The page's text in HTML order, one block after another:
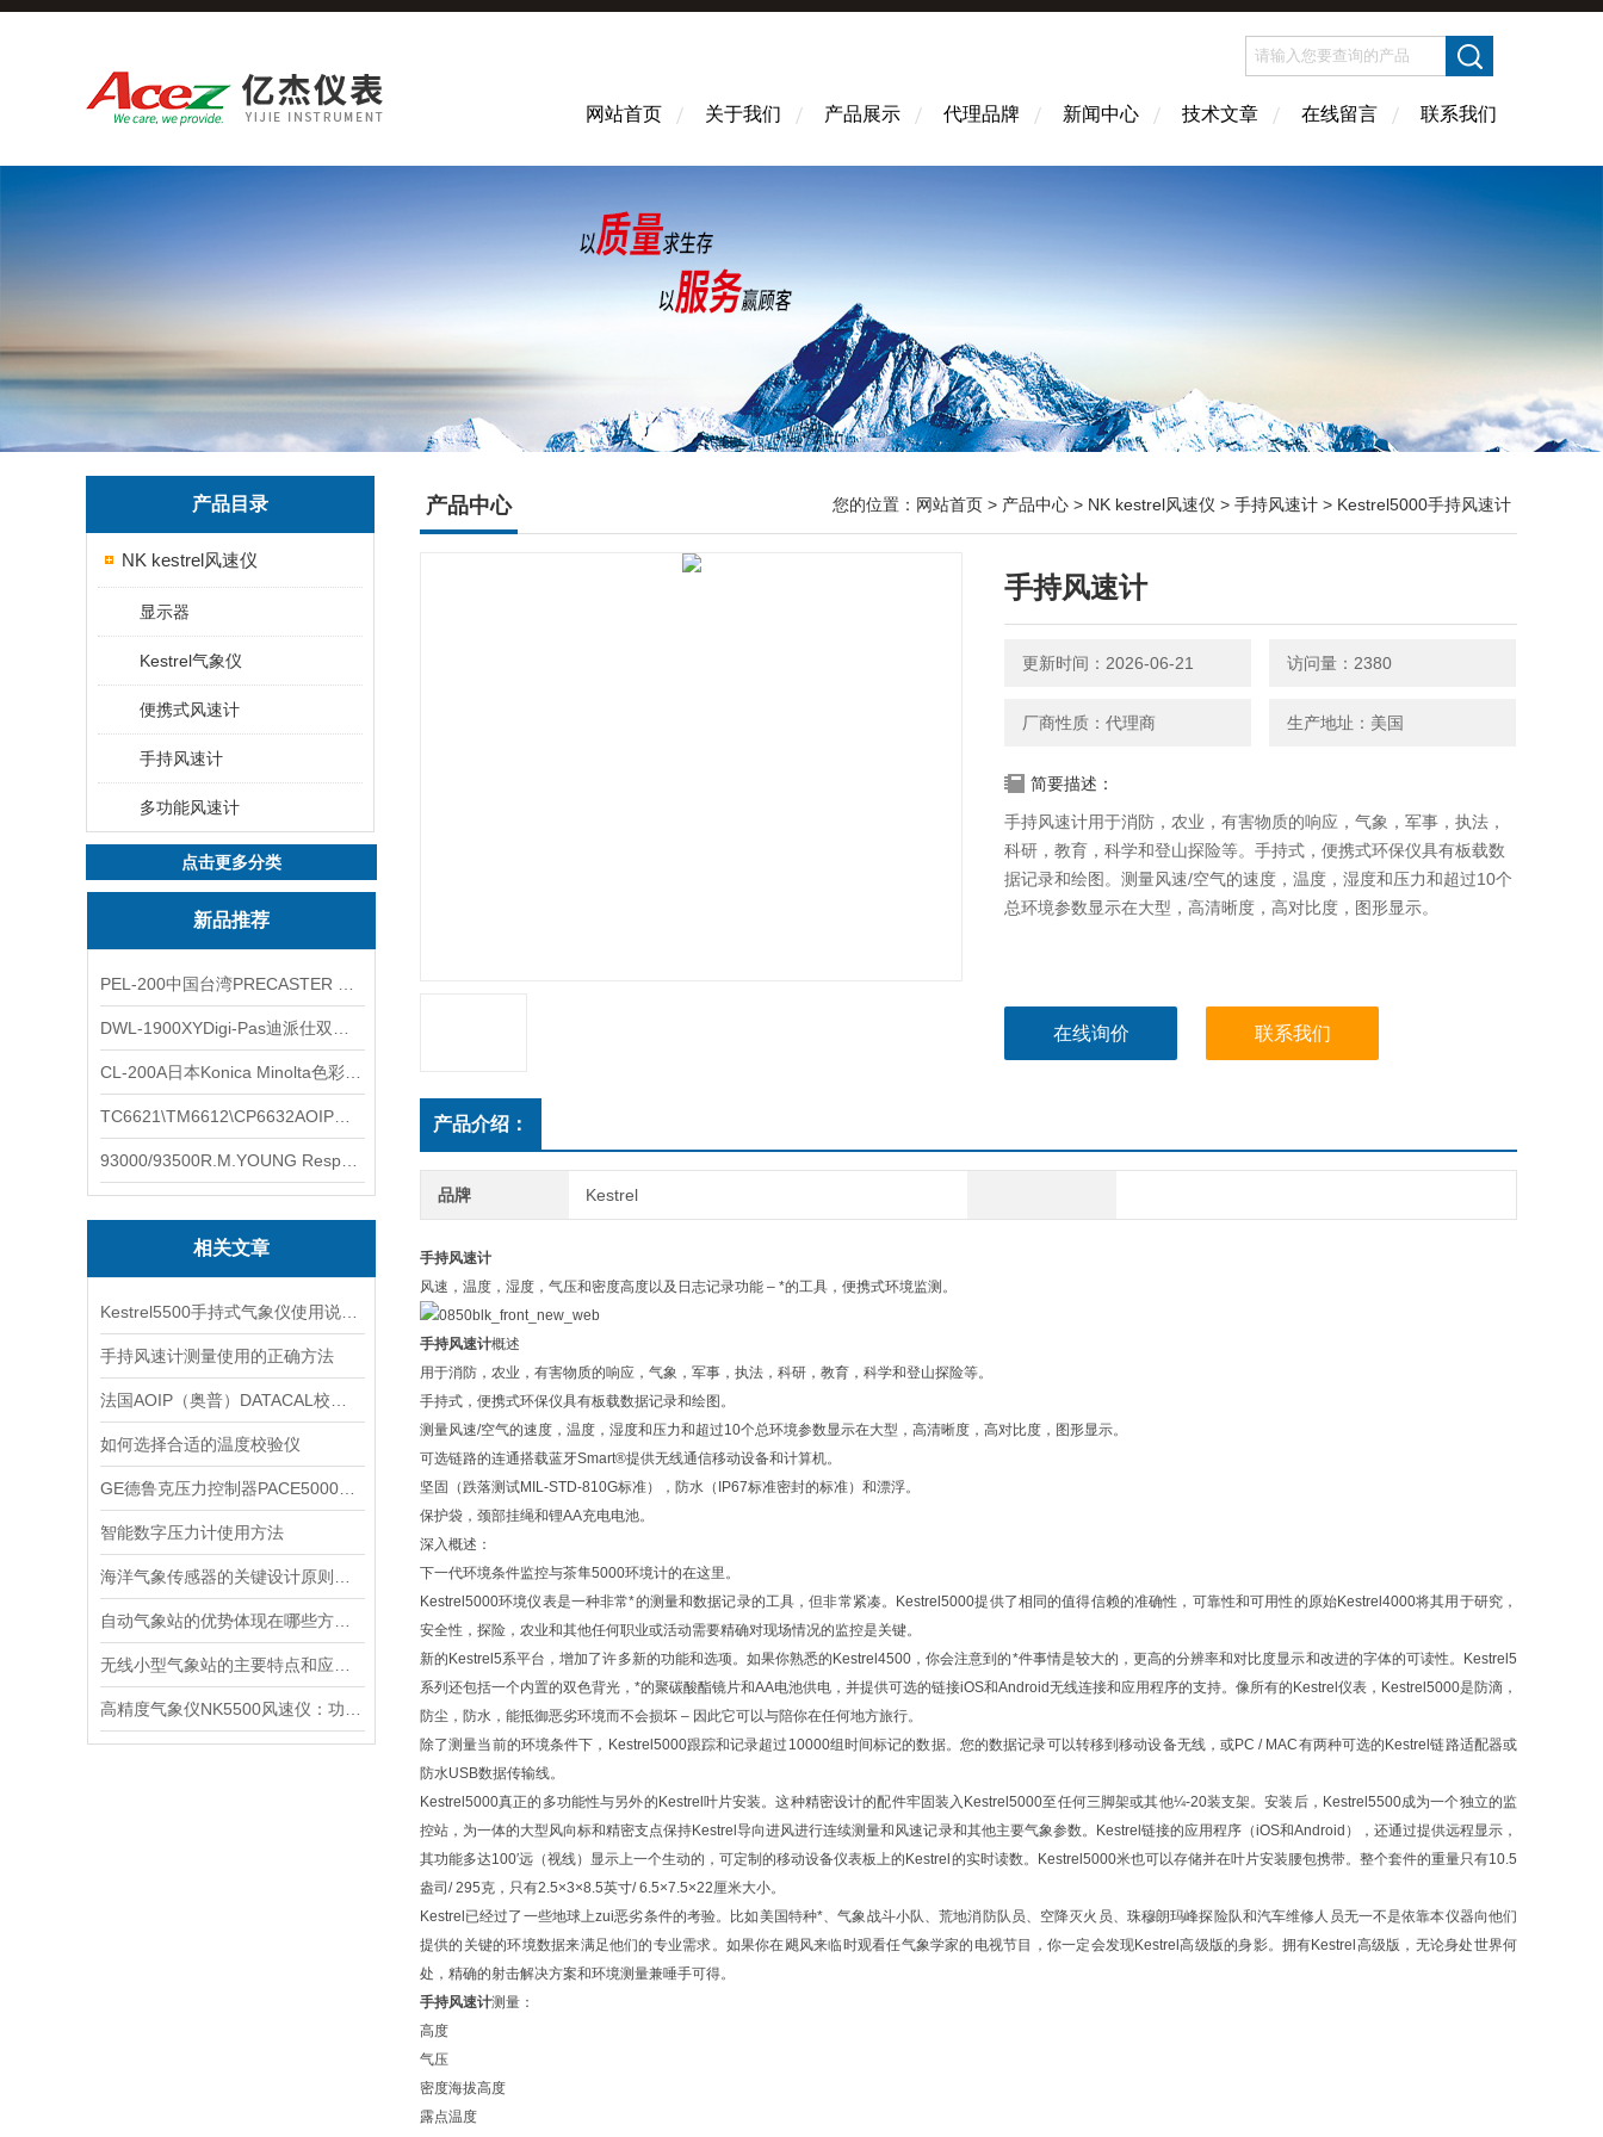
网站首页 关于我们 产品展示 代理品牌 新闻中心 技术文章 在线留言 联系我们
产品目录
NK kestrel风速仪
显示器
Kestrel气象仪
便携式风速计
手持风速计
多功能风速计
点击更多分类
新品推荐
相关文章
手持风速计测量使用的正确方法
如何选择合适的温度校验仪
智能数字压力计使用方法
产品中心 您的位置： 网站首页 > 产品中心 > NK kestrel风速仪 > 手持风速计 > Kestrel5000手持风速计
手持风速计
更新时间：2026-06-21 访问量：2380
厂商性质：代理商 生产地址：美国
简要描述：
手持风速计用于消防，农业，有害物质的响应，气象，军事，执法，
科研，教育，科学和登山探险等。手持式，便携式环保仪具有板载数
据记录和绘图。测量风速/空气的速度，温度，湿度和压力和超过10个
总环境参数显示在大型，高清晰度，高对比度，图形显示。
在线询价 联系我们
产品介绍：
品牌 Kestrel
手持风速计
风速，温度，湿度，气压和密度高度以及日志记录功能 – *的工具，便携式环境监测。
手持风速计概述
用于消防，农业，有害物质的响应，气象，军事，执法，科研，教育，科学和登山探险等。
手持式，便携式环保仪具有板载数据记录和绘图。
测量风速/空气的速度，温度，湿度和压力和超过10个总环境参数显示在大型，高清晰度，高对比度，图形显示。
可选链路的连通搭载蓝牙Smart®提供无线通信移动设备和计算机。
坚固（跌落测试MIL-STD-810G标准），防水（IP67标准密封的标准）和漂浮。
保护袋，颈部挂绳和锂AA充电电池。
深入概述：
下一代环境条件监控与茶隼5000环境计的在这里。
Kestrel5000环境仪表是一种非常*的测量和数据记录的工具，但非常紧凑。Kestrel5000提供了相同的值得信赖的准确性，可靠性和可用性的原始Kestrel4000将其用于研究，
安全性，探险，农业和其他任何职业或活动需要精确对现场情况的监控是关键。
新的Kestrel5系平台，增加了许多新的功能和选项。如果你熟悉的Kestrel4500，你会注意到的*件事情是较大的，更高的分辨率和对比度显示和改进的字体的可读性。Kestrel5
系列还包括一个内置的双色背光，*的聚碳酸酯镜片和AA电池供电，并提供可选的链接iOS和Android无线连接和应用程序的支持。像所有的Kestrel仪表，Kestrel5000是防滴，
防尘，防水，能抵御恶劣环境而不会损坏 – 因此它可以与陪你在任何地方旅行。
除了测量当前的环境条件下，Kestrel5000跟踪和记录超过10000组时间标记的数据。您的数据记录可以转移到移动设备无线，或PC / MAC有两种可选的Kestrel链路适配器或
防水USB数据传输线。
Kestrel5000真正的多功能性与另外的Kestrel叶片安装。这种精密设计的配件牢固装入Kestrel5000至任何三脚架或其他¼-20装支架。安装后，Kestrel5500成为一个独立的监
控站，为一体的大型风向标和精密支点保持Kestrel导向进风进行连续测量和风速记录和其他主要气象参数。Kestrel链接的应用程序（iOS和Android），还通过提供远程显示，
其功能多达100′远（视线）显示上一个生动的，可定制的移动设备仪表板上的Kestrel的实时读数。Kestrel5000米也可以存储并在叶片安装腰包携带。整个套件的重量只有10.5
盎司/ 295克，只有2.5×3×8.5英寸/ 6.5×7.5×22厘米大小。
Kestrel已经过了一些地球上zui恶劣条件的考验。比如美国特种*、气象战斗小队、荒地消防队员、空降灭火员、珠穆朗玛峰探险队和汽车维修人员无一不是依靠本仪器向他们
提供的关键的环境数据来满足他们的专业需求。如果你在飓风来临时观看任气象学家的电视节目，你一定会发现Kestrel高级版的身影。拥有Kestrel高级版，无论身处世界何
处，精确的射击解决方案和环境测量兼唾手可得。
手持风速计测量：
高度
气压
密度海拔高度
露点温度